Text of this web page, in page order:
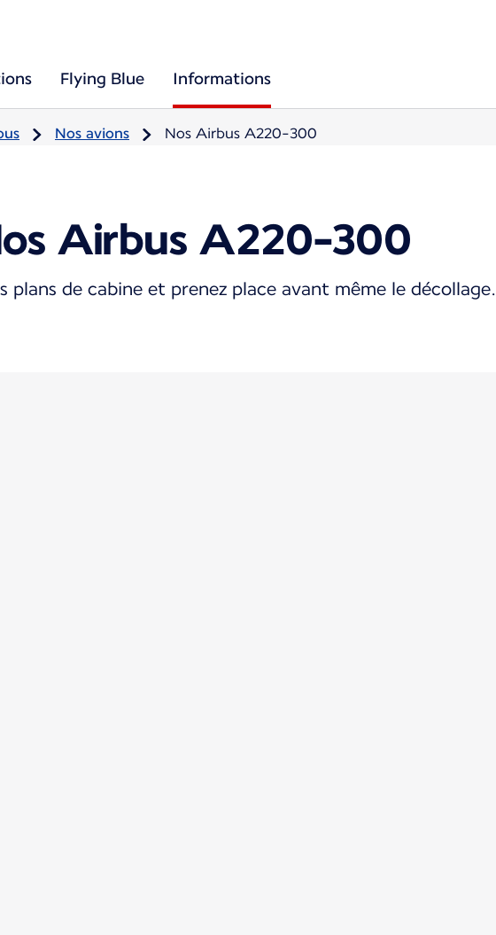
Flying Blue Informations
Nos avions Nos Airbus A220-300
Airbus A220-300
plans de cabine et prenez place avant même le décollage.